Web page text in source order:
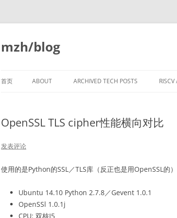
跳
文
mzh/blog
首页 ABOUT ARCHIVED TECH POSTS
LINKERS PART 3
LINKERS PART 4
OpenSSL TLS cipher性能横向对比
发表评论
使用的是Python的SSL／TLS库（反正也是用OpenSSL的）
Ubuntu 14.10 Python 2.7.8／Gevent 1.0.1
OpenSSl 1.0.1j
CPU: 双核I5